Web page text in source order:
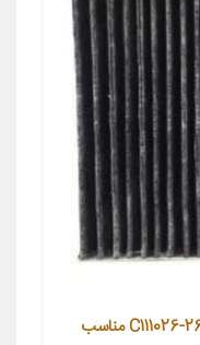
فیلتر کربن فعال کابین خودرو مدل C111026-2600 مناسب